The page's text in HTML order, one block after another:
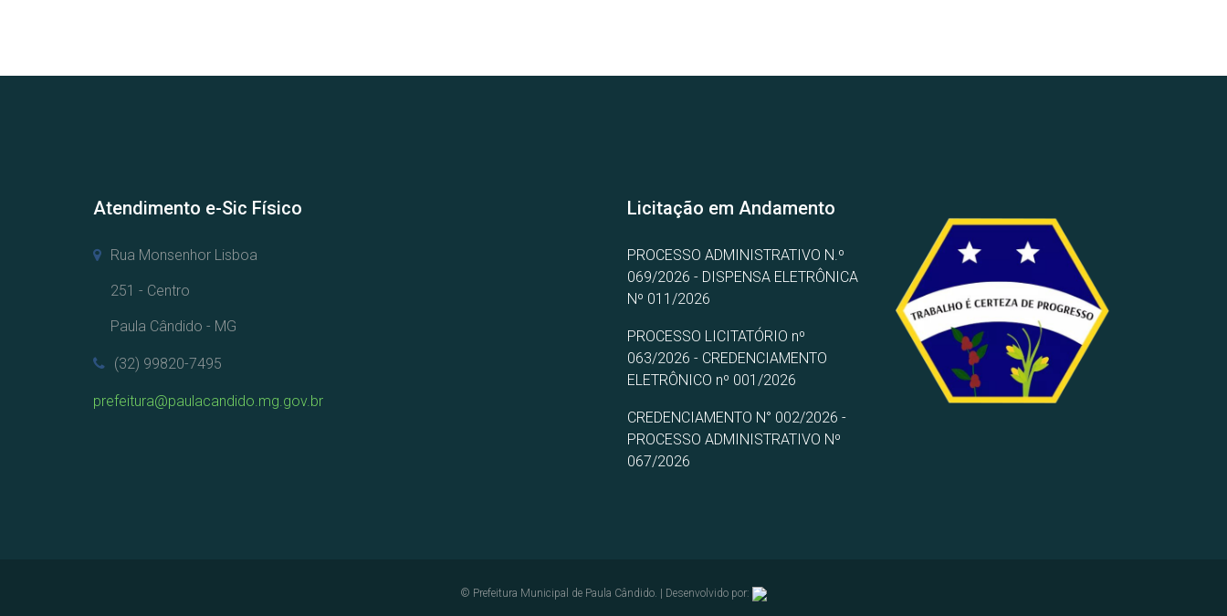
Atendimento e-Sic Físico
Rua Monsenhor Lisboa
251 - Centro
Paula Cândido - MG
(32) 99820-7495
prefeitura@paulacandido.mg.gov.br
Licitação em Andamento
PROCESSO ADMINISTRATIVO N.º
069/2026 - DISPENSA ELETRÔNICA
Nº 011/2026
PROCESSO LICITATÓRIO nº
063/2026 - CREDENCIAMENTO
ELETRÔNICO nº 001/2026
CREDENCIAMENTO N° 002/2026 -
PROCESSO ADMINISTRATIVO Nº
067/2026
© Prefeitura Municipal de Paula Cândido. | Desenvolvido por: